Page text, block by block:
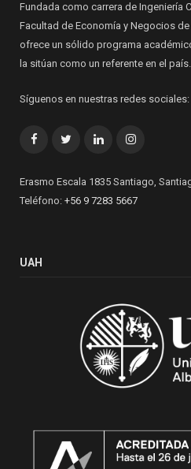
Fundada como carrera de Ingeniería
Facultad de Economía y Negocios
ofrece un sólido programa
la sitúan como un referente en el país.
Síguenos en nuestras redes sociales:
FacebookTwitterLinkedInInstagram
Erasmo Escala 1835 Santiago,
Teléfono: +56 9 7283 5667
UAH